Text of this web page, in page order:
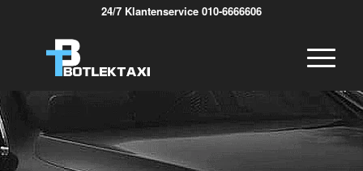
24/7 Klantenservice 010-6666606